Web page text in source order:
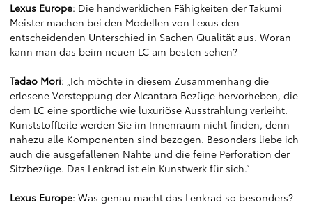
Lexus Europe: Die handwerklichen Fähigkeiten der Takumi
Meister machen bei den Modellen von Lexus den
entscheidenden Unterschied in Sachen Qualität aus. Woran
kann man das beim neuen LC am besten sehen?
Tadao Mori: „Ich möchte in diesem Zusammenhang die
erlesene Versteppung der Alcantara Bezüge hervorheben, die
dem LC eine sportliche wie luxuriöse Ausstrahlung verleiht.
Kunststoffteile werden Sie im Innenraum nicht finden, denn
nahezu alle Komponenten sind bezogen. Besonders liebe ich
auch die ausgefallenen Nähte und die feine Perforation der
Sitzbezüge. Das Lenkrad ist ein Kunstwerk für sich.“
Lexus Europe: Was genau macht das Lenkrad so besonders?